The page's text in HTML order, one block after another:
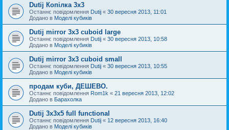
Dutij Копілка 3х3
Останнє повідомлення Dutij « 30 вересня 2013, 11:01
Додано в Моделі кубиків
Dutij mirror 3x3 cuboid large
Останнє повідомлення Dutij « 30 вересня 2013, 10:58
Додано в Моделі кубиків
Dutij mirror 3х3 cuboid small
Останнє повідомлення Dutij « 30 вересня 2013, 10:55
Додано в Моделі кубиків
продам куби, ДЕШЕВО.
Останнє повідомлення Rom1k « 21 вересня 2013, 12:02
Додано в Барахолка
Dutij 3х3х5 full functional
Останнє повідомлення Dutij « 12 вересня 2013, 16:40
Додано в Моделі кубиків